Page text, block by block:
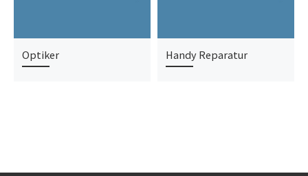
Optiker Handy Reparatur